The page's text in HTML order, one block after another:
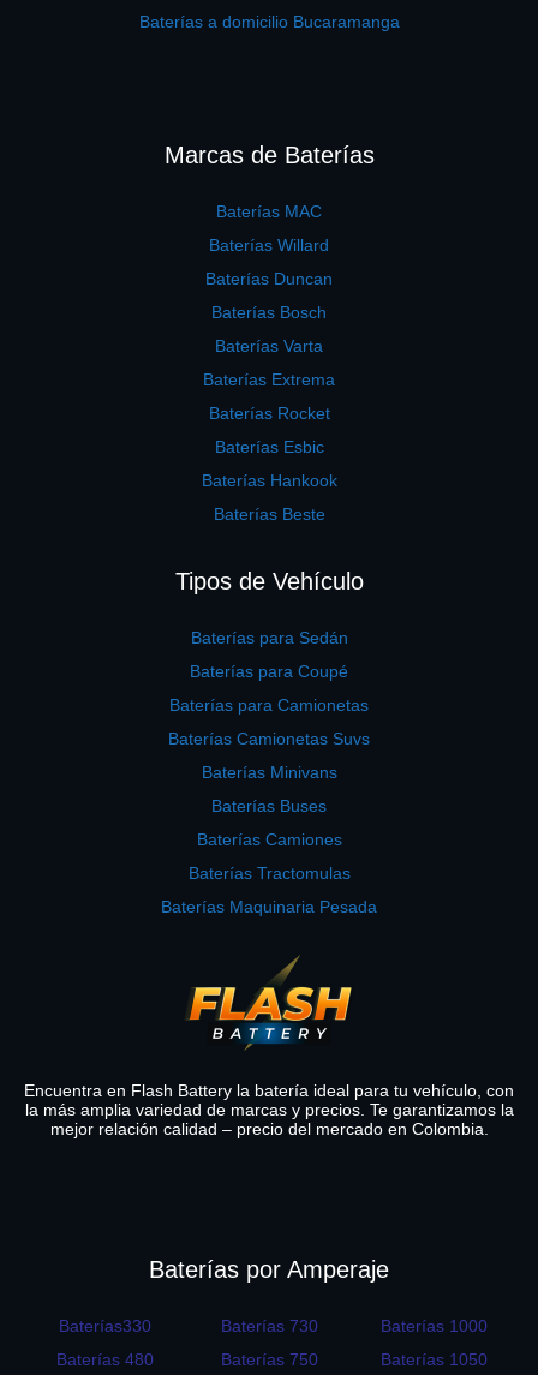
Baterías a domicilio Bucaramanga
Marcas de Baterías
Baterías MAC
Baterías Willard
Baterías Duncan
Baterías Bosch
Baterías Varta
Baterías Extrema
Baterías Rocket
Baterías Esbic
Baterías Hankook
Baterías Beste
Tipos de Vehículo
Baterías para Sedán
Baterías para Coupé
Baterías para Camionetas
Baterías Camionetas Suvs
Baterías Minivans
Baterías Buses
Baterías Camiones
Baterías Tractomulas
Baterías Maquinaria Pesada
Encuentra en Flash Battery la batería ideal para tu vehículo, con
la más amplia variedad de marcas y precios. Te garantizamos la
mejor relación calidad – precio del mercado en Colombia.
Baterías por Amperaje
Baterías330
Baterías 480
Baterías 730
Baterías 750
Baterías 1000
Baterías 1050